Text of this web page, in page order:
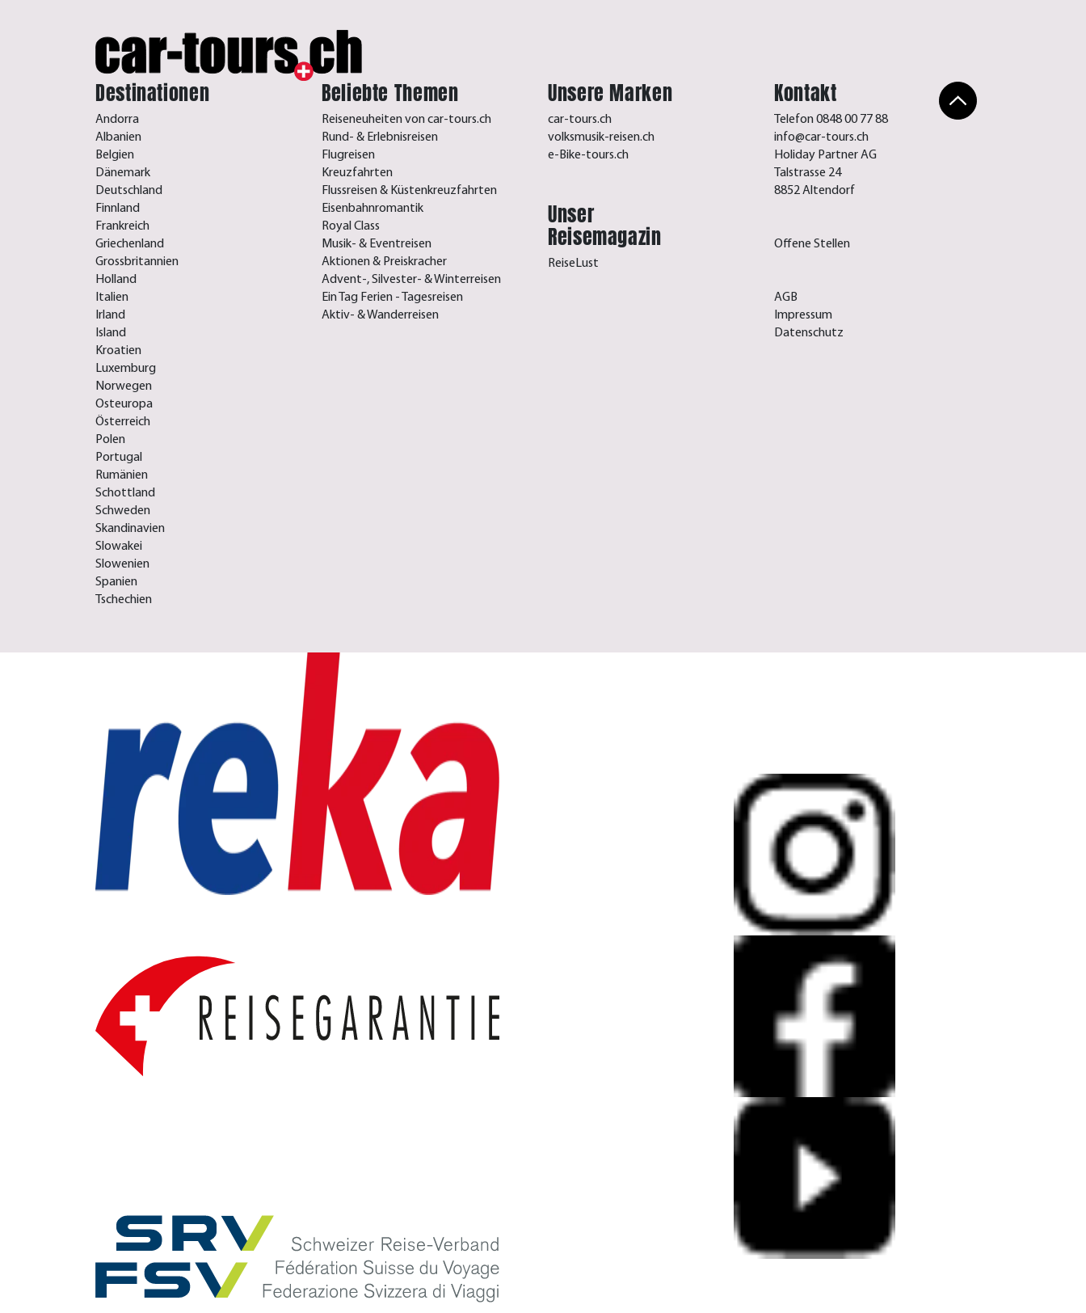
Destinationen
Andorra
Albanien
Belgien
Dänemark
Deutschland
Finnland
Frankreich
Griechenland
Grossbritannien
Holland
Italien
Irland
Island
Kroatien
Luxemburg
Norwegen
Osteuropa
Österreich
Polen
Portugal
Rumänien
Schottland
Schweden
Skandinavien
Slowakei
Slowenien
Spanien
Tschechien
Beliebte Themen
Reiseneuheiten von car-tours.ch
Rund- & Erlebnisreisen
Flugreisen
Kreuzfahrten
Flussreisen & Küstenkreuzfahrten
Eisenbahnromantik
Royal Class
Musik- & Eventreisen
Aktionen & Preiskracher
Advent-, Silvester- & Winterreisen
Ein Tag Ferien - Tagesreisen
Aktiv- & Wanderreisen
Unsere Marken
car-tours.ch
volksmusik-reisen.ch
e-Bike-tours.ch
Unser
Reisemagazin
ReiseLust
Kontakt
Telefon 0848 00 77 88
info@car-tours.ch
Holiday Partner AG
Talstrasse 24
8852 Altendorf
Offene Stellen
AGB
Impressum
Datenschutz